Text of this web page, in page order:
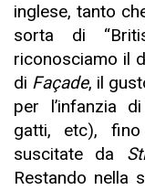
inglese, tanto
sorta di
riconosciamo il
di Façade, il
per l’infanzia
gatti, etc),
suscitate da
Restando nella